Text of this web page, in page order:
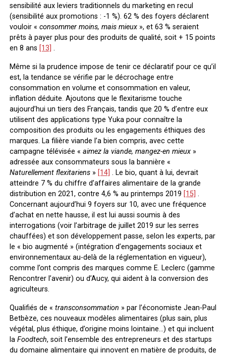
sensibilité aux leviers traditionnels du marketing en recul
(sensibilité aux promotions : -1 %). 62 % des foyers déclarent
vouloir « consommer moins, mais mieux», et 63 % seraient
prêts à payer plus pour des produits de qualité, soit + 15 points
en 8 ans [13] .
Même si la prudence impose de tenir ce déclaratif pour ce qu’il
est, la tendance se vérifie par le décrochage entre
consommation en volume et consommation en valeur,
inflation déduite. Ajoutons que le flexitarisme touche
aujourd’hui un tiers des Français, tandis que 20 % d’entre eux
utilisent des applications type Yuka pour connaître la
composition des produits ou les engagements éthiques des
marques. La filière viande l’a bien compris, avec cette
campagne télévisée « aimez la viande, mangez-en mieux»
adressée aux consommateurs sous la bannière «
Naturellement flexitariens » [14] . Le bio, quant à lui, devrait
atteindre 7 % du chiffre d’affaires alimentaire de la grande
distribution en 2021, contre 4,6 % au printemps 2019 [15] .
Concernant aujourd’hui 9 foyers sur 10, avec une fréquence
d’achat en nette hausse, il est lui aussi soumis à des
interrogations (voir l’arbitrage de juillet 2019 sur les serres
chauffées) et son développement passe, selon les experts, par
le « bio augmenté » (intégration d’engagements sociaux et
environnementaux au-delà de la réglementation en vigueur),
comme l’ont compris des marques comme E. Leclerc (gamme
Rencontrer l’avenir) ou d’Aucy, qui aident à la conversion des
agriculteurs.
Qualifiés de « transconsommation » par l’économiste Jean-Paul
Betbèze, ces nouveaux modèles alimentaires (plus sain, plus
végétal, plus éthique, d’origine moins lointaine…) et qui incluent
la Foodtech, soit l’ensemble des entrepreneurs et des startups
du domaine alimentaire qui innovent en matière de produits, de